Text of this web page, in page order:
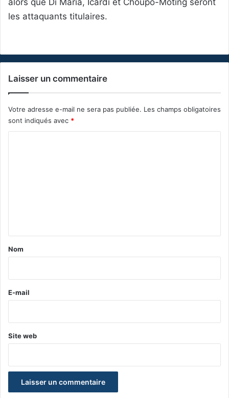
les attaquants titulaires.
Laisser un commentaire
Votre adresse e-mail ne sera pas publiée. Les champs obligatoires
sont indiqués avec *
a
e
Nom
E-mail
Site web